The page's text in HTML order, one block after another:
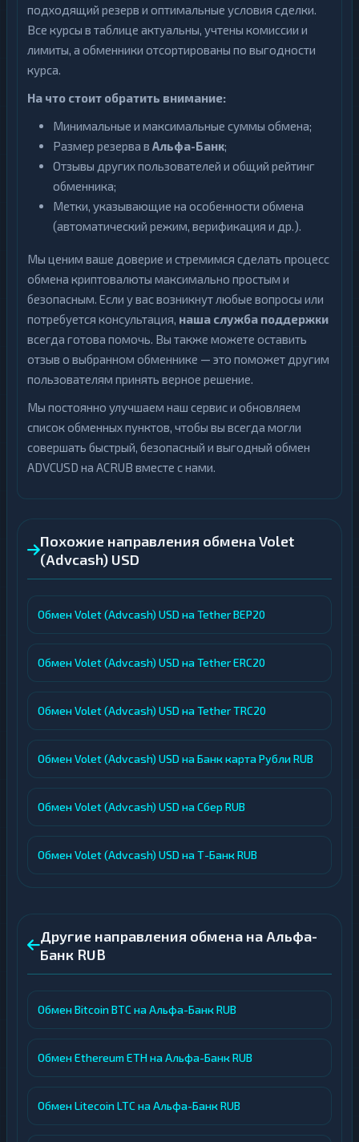
подходящий резерв и оптимальные условия сделки.
Все курсы в таблице актуальны, учтены комиссии и
лимиты, а обменники отсортированы по выгодности
курса.
На что стоит обратить внимание:
Минимальные и максимальные суммы обмена;
Размер резерва в Альфа-Банк;
Отзывы других пользователей и общий рейтинг
обменника;
Метки, указывающие на особенности обмена
(автоматический режим, верификация и др.).
Мы ценим ваше доверие и стремимся сделать процесс
обмена криптовалюты максимально простым и
безопасным. Если у вас возникнут любые вопросы или
потребуется консультация, наша служба поддержки
всегда готова помочь. Вы также можете оставить
отзыв о выбранном обменнике — это поможет другим
пользователям принять верное решение.
Мы постоянно улучшаем наш сервис и обновляем
список обменных пунктов, чтобы вы всегда могли
совершать быстрый, безопасный и выгодный обмен
ADVCUSD на ACRUB вместе с нами.
Похожие направления обмена Volet
(Advcash) USD
Обмен Volet (Advcash) USD на Tether BEP20
Обмен Volet (Advcash) USD на Tether ERC20
Обмен Volet (Advcash) USD на Tether TRC20
Обмен Volet (Advcash) USD на Банк карта Рубли RUB
Обмен Volet (Advcash) USD на Сбер RUB
Обмен Volet (Advcash) USD на Т-Банк RUB
Другие направления обмена на Альфа-
Банк RUB
Обмен Bitcoin BTC на Альфа-Банк RUB
Обмен Ethereum ETH на Альфа-Банк RUB
Обмен Litecoin LTC на Альфа-Банк RUB